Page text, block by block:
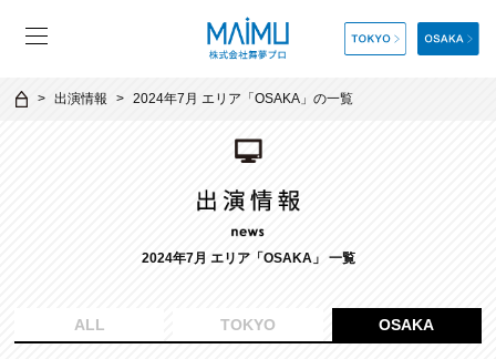
出演情報 2024年7月 エリア「OSAKA」の一覧
2024年7月 エリア「OSAKA」 一覧
ALL TOKYO OSAKA